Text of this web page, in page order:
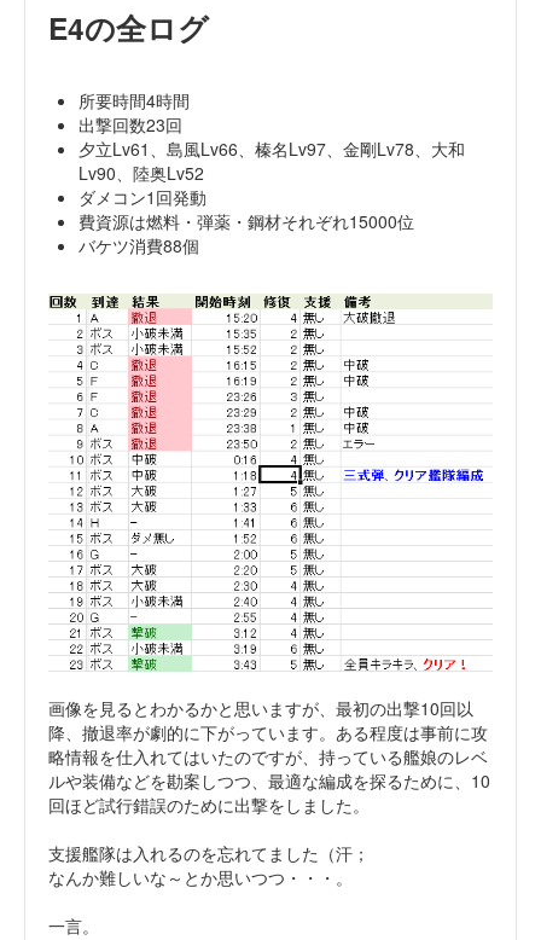
E4の全ログ
所要時間4時間
出撃回数23回
夕立Lv61、島風Lv66、榛名Lv97、金剛Lv78、大和
Lv90、陸奥Lv52
ダメコン1回発動
費資源は燃料・弾薬・鋼材それぞれ15000位
バケツ消費88個
画像を見るとわかるかと思いますが、最初の出撃10回以
降、撤退率が劇的に下がっています。ある程度は事前に攻
略情報を仕入れてはいたのですが、持っている艦娘のレベ
ルや装備などを勘案しつつ、最適な編成を探るために、10
回ほど試行錯誤のために出撃をしました。
支援艦隊は入れるのを忘れてました（汗；
なんか難しいな～とか思いつつ・・・。
一言。